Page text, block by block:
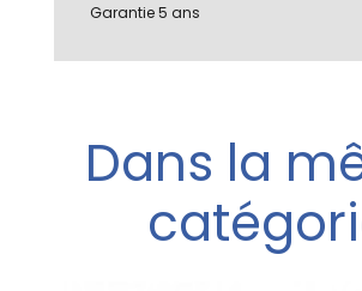
Garantie 5 ans
Dans la